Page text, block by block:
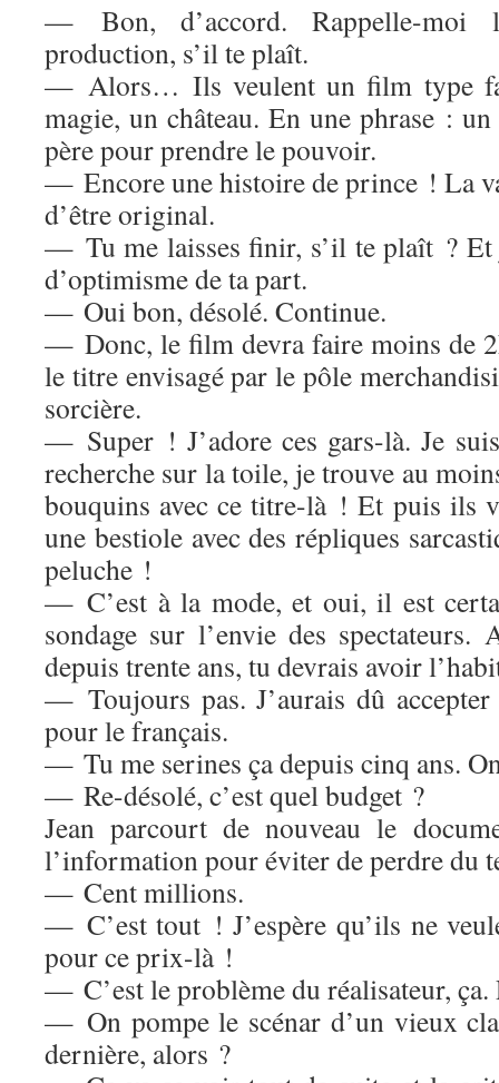
— Bon, d’accord. Rappelle-moi
production, s’il te plaît.
— Alors… Ils veulent un film type
magie, un château. En une phrase :
père pour prendre le pouvoir.
— Encore une histoire de prince ! La
d’être original.
— Tu me laisses finir, s’il te plaît ? Et
d’optimisme de ta part.
— Oui bon, désolé. Continue.
— Donc, le film devra faire moins de
le titre envisagé par le pôle
sorcière.
— Super ! J’adore ces gars-là. Je
recherche sur la toile, je trouve au
bouquins avec ce titre-là ! Et puis ils
une bestiole avec des répliques
peluche !
— C’est à la mode, et oui, il est
sondage sur l’envie des
depuis trente ans, tu devrais avoir
— Toujours pas. J’aurais dû accepter
pour le français.
— Tu me serines ça depuis cinq ans.
— Re-désolé, c’est quel budget ?
Jean parcourt de nouveau le
l’information pour éviter de perdre du
— Cent millions.
— C’est tout ! J’espère qu’ils ne
pour ce prix-là !
— C’est le problème du réalisateur, ça.
— On pompe le scénar d’un vieux
dernière, alors ?